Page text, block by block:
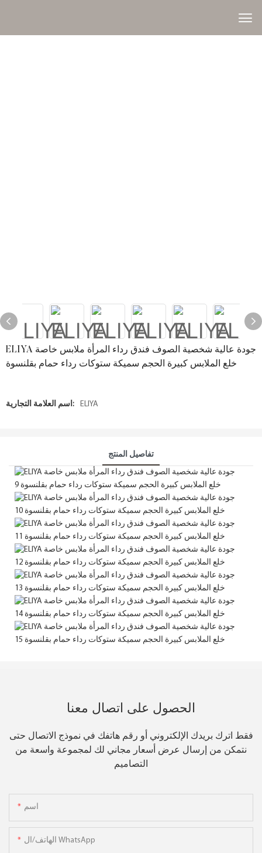
ELIYA جودة عالية شخصية الصوف فندق رداء المرأة ملابس خاصة
خلع الملابس كبيرة الحجم سميكة ستوكات رداء حمام بقلنسوة
اسم العلامة التجارية: ELIYA
تفاصيل المنتج
الحصول على اتصال معنا
فقط اترك بريدك الإلكتروني أو رقم هاتفك في نموذج الاتصال حتى
نتمكن من إرسال عرض أسعار مجاني لك لمجموعة واسعة من
التصاميم
اسم
الهاتف/ال WhatsApp